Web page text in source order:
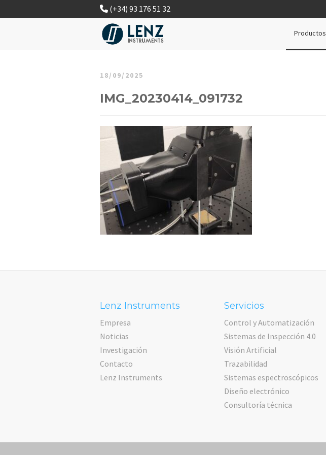
(+34) 93 176 51 32
Productos
18/09/2025
IMG_20230414_091732
Lenz Instruments
Empresa
Noticias
Investigación
Contacto
Lenz Instruments
Servicios
Control y Automatización
Sistemas de Inspección 4.0
Visión Artificial
Trazabilidad
Sistemas espectroscópicos
Diseño electrónico
Consultoría técnica